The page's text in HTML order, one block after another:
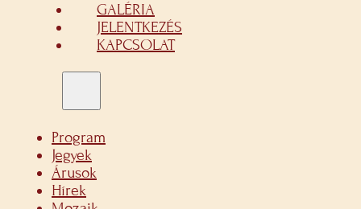
GALÉRIA
JELENTKEZÉS
KAPCSOLAT
Program
Jegyek
Árusok
Hírek